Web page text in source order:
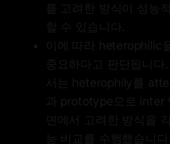
를 고려한 방식이 성능
할 수 있습니다.
이에 따라 heterophilic
중요하다고 판단됩니
서는 heterophily를
과 prototype으로 inter
면에서 고려한 방식을
능 비교를 수행했습니